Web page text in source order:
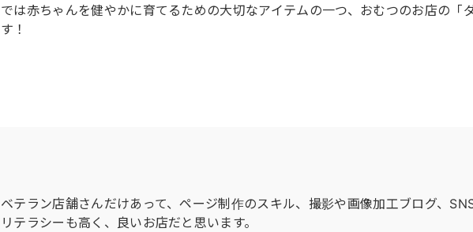
では赤ちゃんを健やかに育てるための大切なアイテムの一つ、おむつのお店の「
す！
ベテラン店舗さんだけあって、ページ制作のスキル、撮影や画像加工ブログ、
リテラシーも高く、良いお店だと思います。